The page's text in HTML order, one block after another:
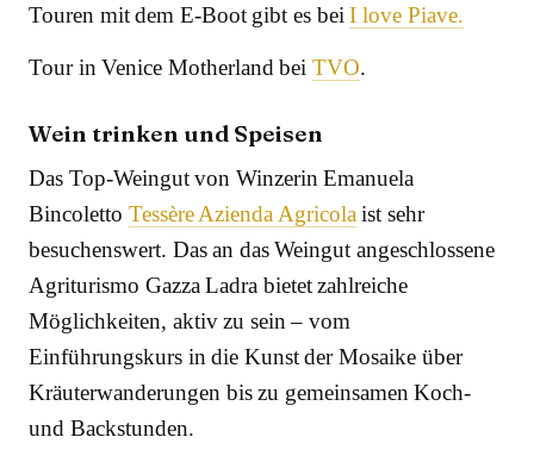
Touren mit dem E-Boot gibt es beiI love Piave.
Tour in Venice Motherland beiTVO.
Wein trinken und Speisen
Das Top-Weingut von Winzerin Emanuela
Bincoletto Tessère Azienda Agricola ist sehr
besuchenswert. Das an das Weingut angeschlossene
Agriturismo Gazza Ladra bietet zahlreiche
Möglichkeiten, aktiv zu sein – vom
Einführungskurs in die Kunst der Mosaike über
Kräuterwanderungen bis zu gemeinsamen Koch-
und Backstunden.